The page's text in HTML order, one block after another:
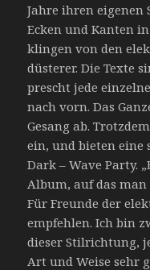
Jahre ihren eigenen
Ecken und Kanten
klingen von den
düsterer. Die Texte
prescht jede
nach vorn. Das
Gesang ab.
ein, und bieten eine
Dark – Wave Party.
Album, auf das
Für Freunde der
empfehlen. Ich bin
dieser Stilrichtung,
Art und Weise sehr